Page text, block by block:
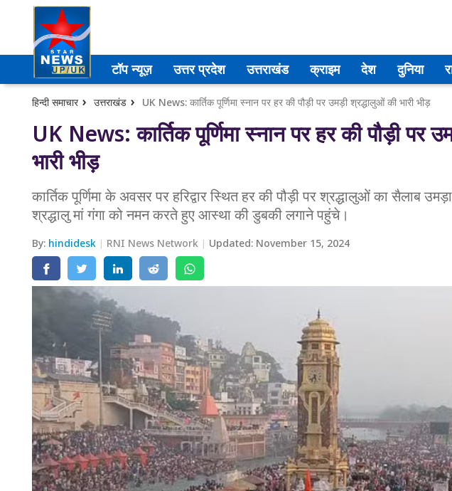
टॉप न्यूज़ उत्तर प्रदेश उत्तराखंड क्राइम देश दुनिया
हिन्दी समाचार उत्तराखंड UK News: कार्तिक पूर्णिमा स्नान पर हर की पौड़ी पर उमड़ी श्रद्धालुओं की भारी भीड़
UK News: कार्तिक पूर्णिमा स्नान पर हर की पौड़ी पर
भारी भीड़
कार्तिक पूर्णिमा के अवसर पर हरिद्वार स्थित हर की पौड़ी पर श्रद्धालुओं का सैलाब
श्रद्धालु मां गंगा को नमन करते हुए आस्था की डुबकी लगाने पहुंचे।
By: hindidesk RNI News Network Updated: November 15, 2024
उत्तर प्रदेश
अमेठी
आगरा
कानपुर
प्रयागराज
मेरठ
लखनऊ
उत्तराखंड
चमोली
देहरादून
नैनीताल
बागेश्वर